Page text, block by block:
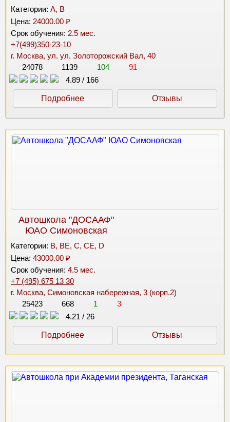
Категории: A, B
Цена: 24000.00 ₽
Срок обучения: 2.5 мес.
+7(499)350-23-10
г. Москва, ул. ул. Золоторожский Вал, 40
24078
1139 104
91
4.89 / 166
Подробнее Отзывы
Автошкола "ДОСААФ"
ЮАО Симоновская
Категории: B, BE, C, CE, D
Цена: 43000.00 ₽
Срок обучения: 4.5 мес.
+7 (495) 675 13 30
г. Москва, Симоновская набережная, 3 (корп.2)
25423
668 1
3
4.21 / 26
Подробнее Отзывы